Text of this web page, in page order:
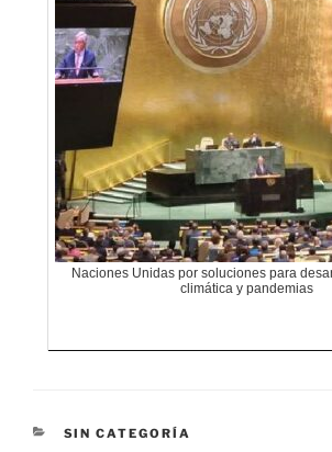
Naciones Unidas por soluciones para
climática y pandemias
CATEGORÍAS
SIN CATEGORÍA